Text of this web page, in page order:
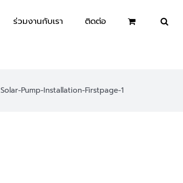
ร่วมงานกับเรา ติดต่อ
Solar-Pump-Installation-Firstpage-1